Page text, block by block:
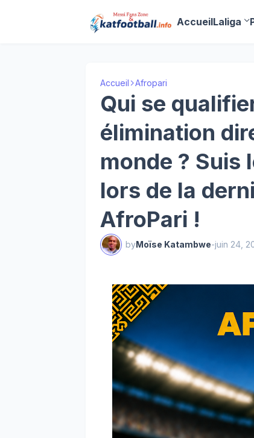
AccueilLaliga
Accueil Afropari
Qui se
élimination
monde ? Suis
lors de la
AfroPari !
byMoïse Katambwe-juin 24,